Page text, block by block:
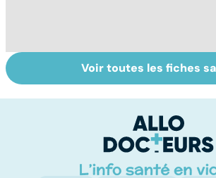
Tout savoir sur
les infections
Covid-
savoir
Voir toutes les fiches